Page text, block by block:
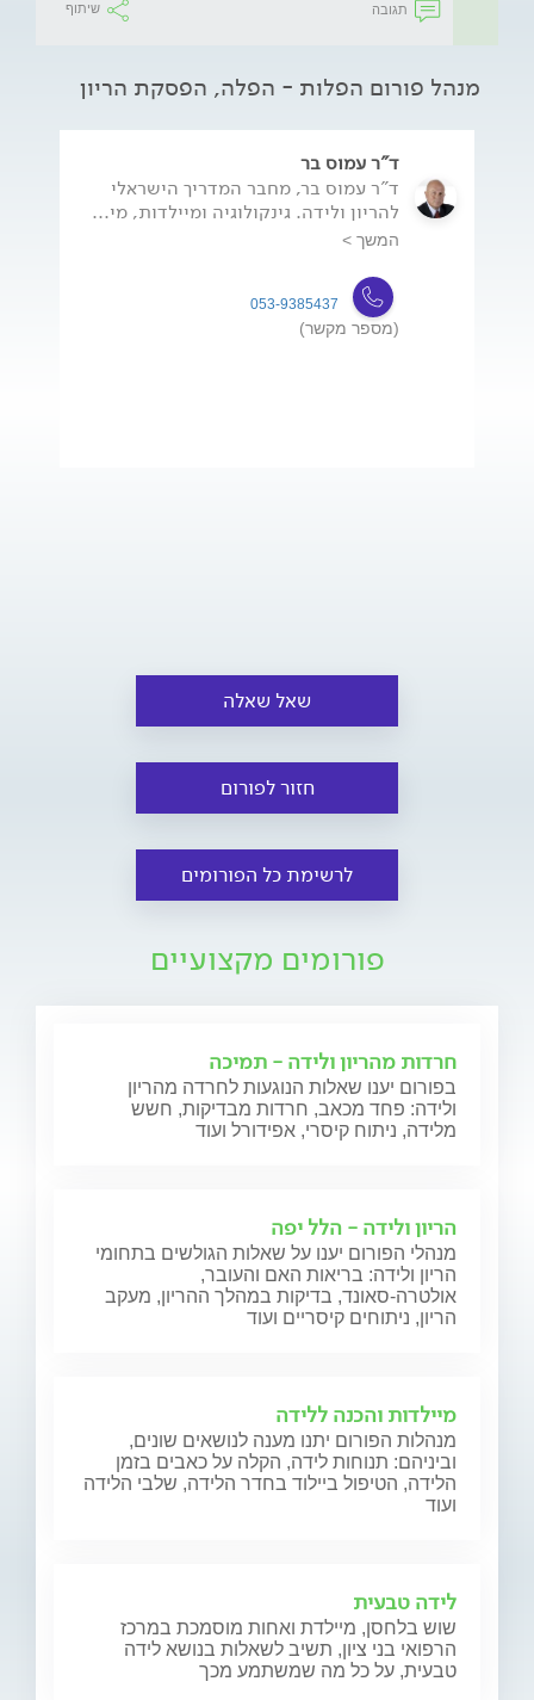
תגובה שיתוף
מנהל פורום הפלות - הפלה, הפסקת הריון
ד"ר עמוס בר
ד"ר עמוס בר, מחבר המדריך הישראלי
להריון ולידה. גינקולוגיה ומיילדות, מי...
המשך >
053-9385437
(מספר מקשר)
שאל שאלה
חזור לפורום
לרשימת כל הפורומים
פורומים מקצועיים
חרדות מהריון ולידה - תמיכה
בפורום יענו שאלות הנוגעות לחרדה מהריון
ולידה: פחד מכאב, חרדות מבדיקות, חשש
מלידה, ניתוח קיסרי, אפידורל ועוד
הריון ולידה - הלל יפה
מנהלי הפורום יענו על שאלות הגולשים בתחומי
הריון ולידה: בריאות האם והעובר,
אולטרה-סאונד, בדיקות במהלך ההריון, מעקב
הריון, ניתוחים קיסריים ועוד
מיילדות והכנה ללידה
מנהלות הפורום יתנו מענה לנושאים שונים,
וביניהם: תנוחות לידה, הקלה על כאבים בזמן
הלידה, הטיפול ביילוד בחדר הלידה, שלבי הלידה
ועוד
לידה טבעית
שוש בלחסן, מיילדת ואחות מוסמכת במרכז
הרפואי בני ציון, תשיב לשאלות בנושא לידה
טבעית, על כל מה שמשתמע מכך